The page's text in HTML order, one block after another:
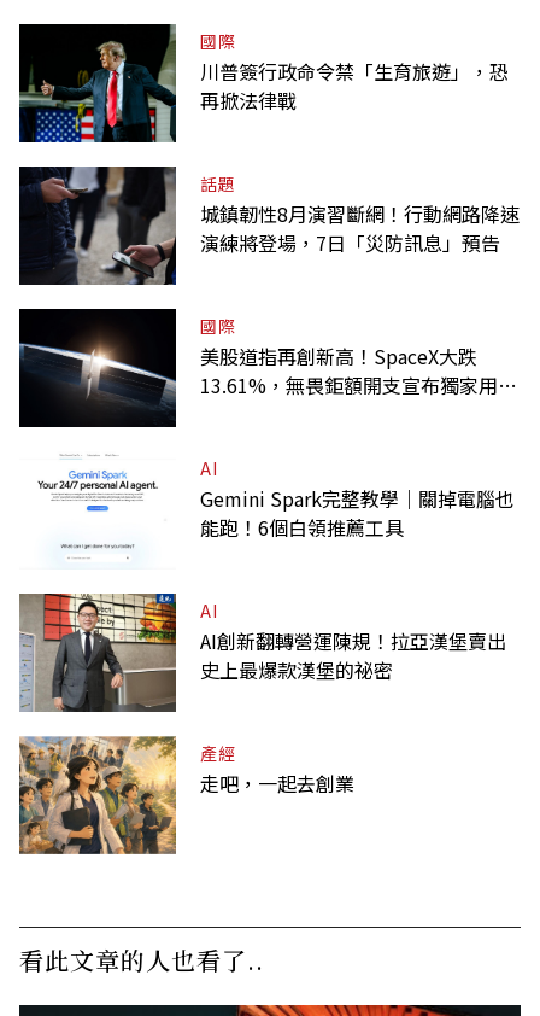
國際
川普簽行政命令禁「生育旅遊」，恐
再掀法律戰
話題
城鎮韌性8月演習斷網！行動網路降速
演練將登場，7日「災防訊息」預告
國際
美股道指再創新高！SpaceX大跌
13.61%，無畏鉅額開支宣布獨家用輝
AI
Gemini Spark完整教學｜關掉電腦也
能跑！6個白領推薦工具
AI
AI創新翻轉營運陳規！拉亞漢堡賣出
史上最爆款漢堡的祕密
產經
走吧，一起去創業
看此文章的人也看了..